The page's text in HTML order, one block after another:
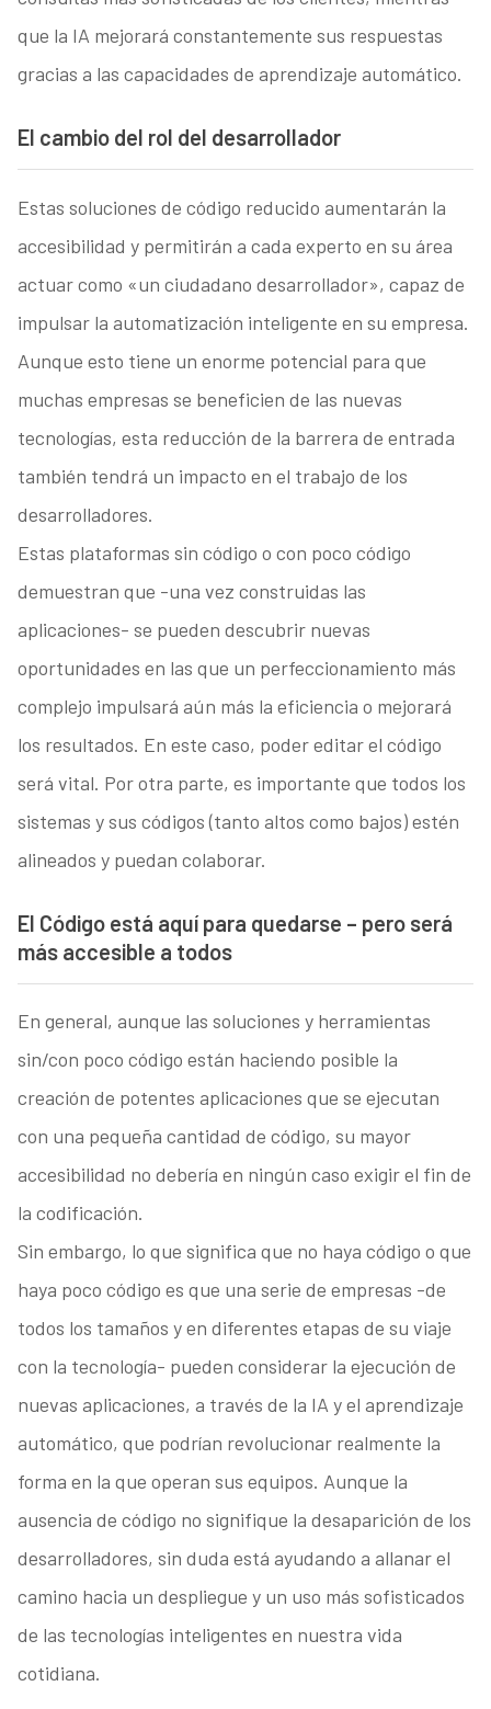
que la IA mejorará constantemente sus respuestas
gracias a las capacidades de aprendizaje automático.
El cambio del rol del desarrollador
Estas soluciones de código reducido aumentarán la
accesibilidad y permitirán a cada experto en su área
actuar como «un ciudadano desarrollador», capaz de
impulsar la automatización inteligente en su empresa.
Aunque esto tiene un enorme potencial para que
muchas empresas se beneficien de las nuevas
tecnologías, esta reducción de la barrera de entrada
también tendrá un impacto en el trabajo de los
desarrolladores.
Estas plataformas sin código o con poco código
demuestran que -una vez construidas las
aplicaciones- se pueden descubrir nuevas
oportunidades en las que un perfeccionamiento más
complejo impulsará aún más la eficiencia o mejorará
los resultados. En este caso, poder editar el código
será vital. Por otra parte, es importante que todos los
sistemas y sus códigos (tanto altos como bajos) estén
alineados y puedan colaborar.
El Código está aquí para quedarse – pero será
más accesible a todos
En general, aunque las soluciones y herramientas
sin/con poco código están haciendo posible la
creación de potentes aplicaciones que se ejecutan
con una pequeña cantidad de código, su mayor
accesibilidad no debería en ningún caso exigir el fin de
la codificación.
Sin embargo, lo que significa que no haya código o que
haya poco código es que una serie de empresas -de
todos los tamaños y en diferentes etapas de su viaje
con la tecnología- pueden considerar la ejecución de
nuevas aplicaciones, a través de la IA y el aprendizaje
automático, que podrían revolucionar realmente la
forma en la que operan sus equipos. Aunque la
ausencia de código no signifique la desaparición de los
desarrolladores, sin duda está ayudando a allanar el
camino hacia un despliegue y un uso más sofisticados
de las tecnologías inteligentes en nuestra vida
cotidiana.